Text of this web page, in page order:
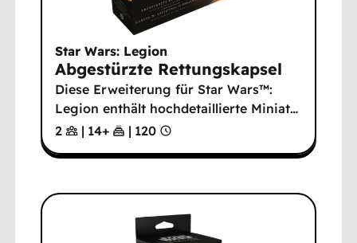
Star Wars: Legion
Abgestürzte Rettungskapsel
Diese Erweiterung für Star Wars™:
Legion enthält hochdetaillierte Miniat…
2
| 14+ | 120